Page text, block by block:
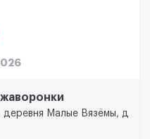
деревня Малые Вязёмы, д